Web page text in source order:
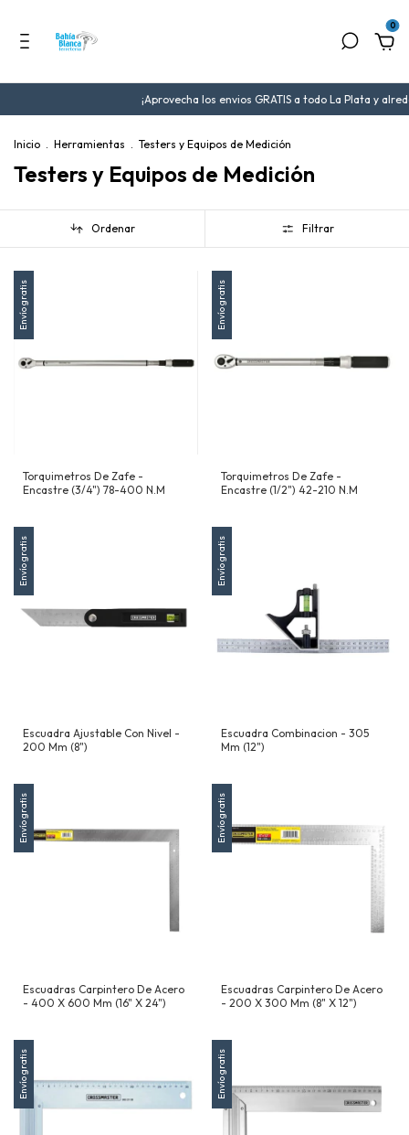
0
¡Aprovecha los envios GRATIS a todo La Plata y
Inicio . Herramientas . Testers y Equipos de Medición
Testers y Equipos de Medición
Ordenar Filtrar
Envío gratis
Torquimetros De Zafe -
Encastre (3/4") 78-400 N.M
Envío gratis
Torquimetros De Zafe -
Encastre (1/2") 42-210 N.M
Envío gratis
Escuadra Ajustable Con Nivel -
200 Mm (8")
Envío gratis
Escuadra Combinacion - 305
Mm (12")
Envío gratis
Escuadras Carpintero De Acero
- 400 X 600 Mm (16" X 24")
Envío gratis
Escuadras Carpintero De Acero
- 200 X 300 Mm (8" X 12")
Envío gratis Envío gratis